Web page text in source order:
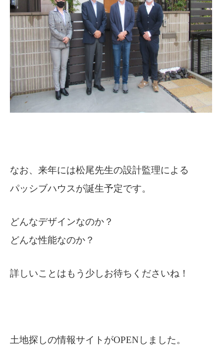
なお、来年には松尾先生の設計監理による
パッシブハウスが誕生予定です。
どんなデザインなのか？
どんな性能なのか？
詳しいことはもう少しお待ちくださいね！
土地探しの情報サイトがOPENしました。